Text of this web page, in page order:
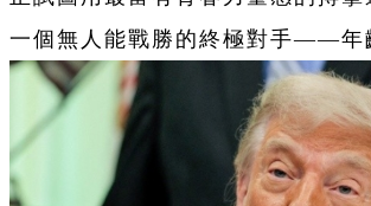
一個無人能戰勝的終極對手——年